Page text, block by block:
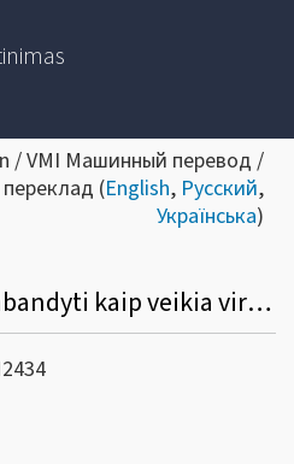
/ VMI Машинный перевод /
(English, Русский,
Українська)
Ar gyventojas gali pabandyti kaip veikia virtualus buhalteris (i.APS)?